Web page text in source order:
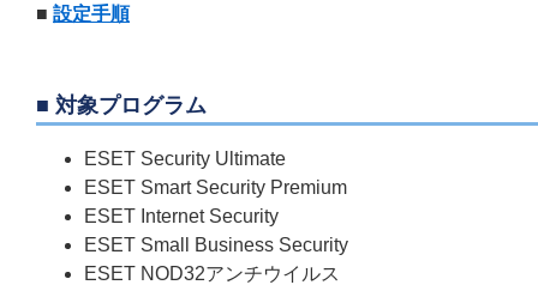
■ 設定手順
■ 対象プログラム
ESET Security Ultimate
ESET Smart Security Premium
ESET Internet Security
ESET Small Business Security
ESET NOD32アンチウイルス